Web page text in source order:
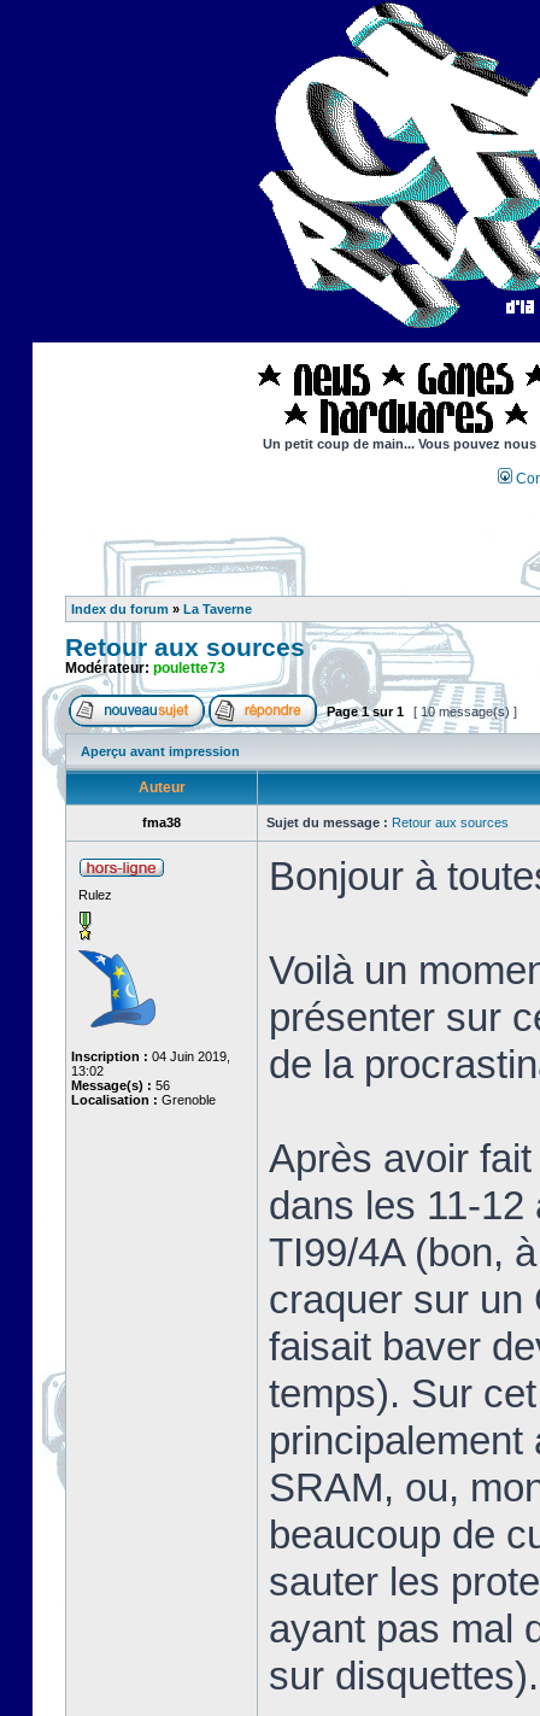
Un petit coup de main... Vous pouvez
Index du forum » La Taverne
Retour aux sources
Modérateur: poulette73
Page1sur1 [ 10 message(s) ]
Aperçu avant impression
Auteur
fma38 Sujet du message : Retour aux sources
Rulez
Inscription : 04 Juin 2019,
13:02
Message(s) : 56
Localisation : Grenoble
Bonjour à
Voilà un
présenter sur
de la
Après avoir
dans les 11-
TI99/4A (bon,
craquer sur un
faisait baver
temps). Sur
principalement
SRAM, ou,
beaucoup de
sauter les
ayant pas mal
sur disquettes).